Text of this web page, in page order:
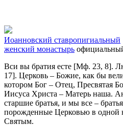
Иоанновский ставропигиальный
женский монастырь
Вси вы братия есте [Мф. 23, 8].
17]. Церковь – Божие, как бы
котором Бог – Отец, Пресвятая
Иисуса Христа – Матерь наша.
старшие братья, и мы все –
порожденные Церковью в одной
Святым.